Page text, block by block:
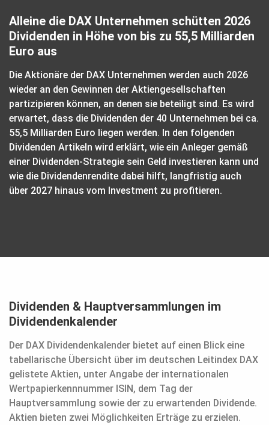
Alleine die DAX Unternehmen schütten 2026
Dividenden in Höhe von bis zu 55,5 Milliarden
Euro aus
Die Aktionäre der DAX Unternehmen werden auch 2026
wieder an den Gewinnen der Aktiengesellschaften
partizipieren können, an denen sie beteiligt sind. Es wird
erwartet, dass die Dividenden der 40 Unternehmen bei ca.
55,5 Milliarden Euro liegen werden. In den folgenden
Dividenden Artikeln wird erklärt, wie ein Anleger gemäß
einer Dividenden-Strategie sein Geld investieren kann und
wie die Dividendenrendite dabei hilft, langfristig auch
über 2027 hinaus vom Investment zu profitieren.
Dividenden & Hauptversammlungen im
Dividendenkalender
Der DAX Dividendenkalender bietet auf einen Blick eine
tabellarische Übersicht über im deutschen Leitindex DAX
gelistete Aktien, unter Angabe der internationalen
Wertpapierkennnummer ISIN, dem Tag der
Hauptversammlung sowie der zu erwartenden Dividende.
Aktien bieten zwei Möglichkeiten Erträge zu erzielen.